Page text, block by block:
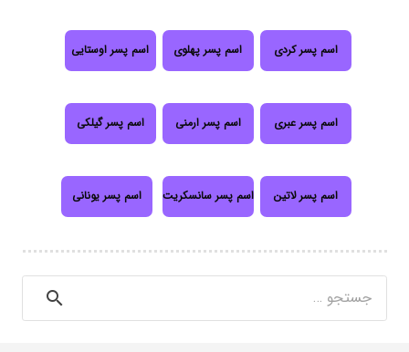
اسم پسر کردی اسم پسر پهلوی اسم پسر اوستایی
اسم پسر عبری اسم پسر ارمنی اسم پسر گیلکی
اسم پسر لاتین اسم پسر سانسکریت اسم پسر یونانی
برای: